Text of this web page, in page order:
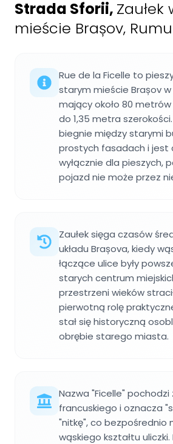
Strada Sforii,
mieście Brașov,
Rue de la Ficelle to
starym mieście Brașov w
mający około 80 metrów
do 1,35 metra
biegnie między starymi
prostych fasadach i jest
wyłącznie dla pieszych,
pojazd nie może przez
Zaułek sięga czasów
układu Brașova, kiedy
łączące ulice były
starych centrum
przestrzeni wieków
pierwotną rolę
stał się historyczną
obrębie starego miasta.
Nazwa "Ficelle" pochodzi
francuskiego i oznacza
"nitkę", co bezpośrednio
wąskiego kształtu uliczki.